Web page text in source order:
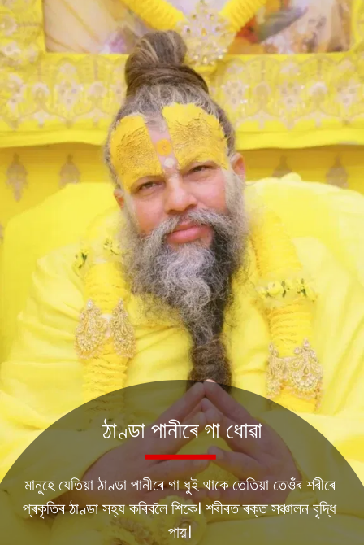
মানুহে যেতিয়া ঠাণ্ডা পানীৰে গা ধুই থাকে তেতিয়া তেওঁৰ শৰীৰে
প্ৰকৃতিৰ ঠাণ্ডা সহ্য কৰিবলৈ শিকে। শৰীৰত ৰক্ত সঞ্চালন বৃদ্ধি
পায়।
ঠাণ্ডা পানীৰে গা ধোৱা